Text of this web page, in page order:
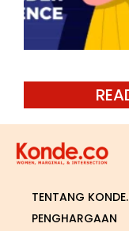
TENTANG
PENGHARGAAN